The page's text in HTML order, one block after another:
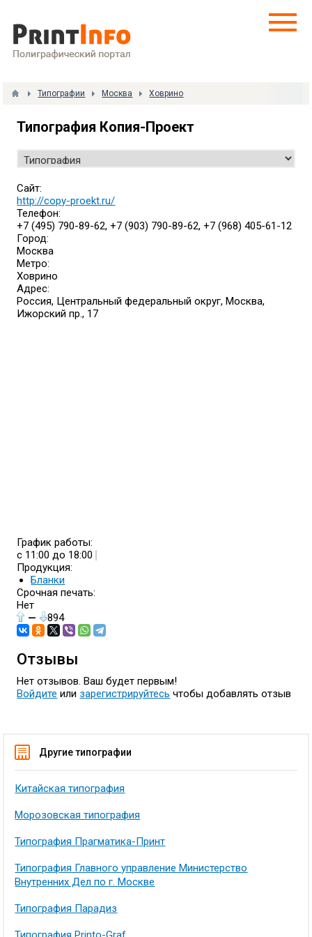
Типографии Москва Ховрино
Типография Копия-Проект
Сайт:
http://copy-proekt.ru/
Телефон:
+7 (495) 790-89-62, +7 (903) 790-89-62, +7 (968) 405-61-12
Город:
Москва
Метро:
Ховрино
Адрес:
Россия, Центральный федеральный округ, Москва,
Ижорский пр., 17
График работы:
с 11:00 до 18:00
Продукция:
Бланки
Срочная печать:
Нет
—
894
Отзывы
Нет отзывов. Ваш будет первым!
Войдите или зарегистрируйтесь чтобы добавлять отзыв
Другие типографии
Китайская типография
Морозовская типография
Типография Прагматика-Принт
Типография Главного управление Министерство
Внутренних Дел по г. Москве
Типография Парадиз